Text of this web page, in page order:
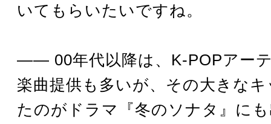
いてもらいたいですね。
―― 00年代以降は、K-POPアー
楽曲提供も多いが、その大きな
たのがドラマ『冬のソナタ』に